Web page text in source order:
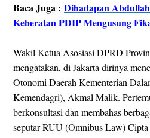
Baca Juga : Dihadapan
Keberatan PDIP Mengusung
Wakil Ketua Asosiasi DPRD
mengatakan, di Jakarta dirinya
Otonomi Daerah Kementerian
Kemendagri), Akmal Malik.
berkonsultasi dan membahas
seputar RUU (Omnibus Law)